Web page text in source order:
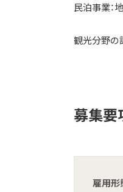
民泊事業：
観光分野の
募集要
雇用形